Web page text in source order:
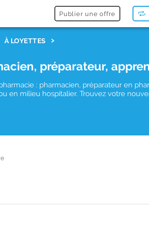
Publier une offre
À LOYETTES
préparateur,
: pharmacien, préparateur en
en milieu hospitalier. Trouvez votre